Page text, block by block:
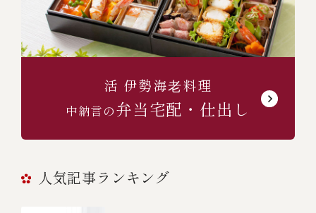
活 伊勢海⽼料理
中納言の弁当宅配・仕出し
人気記事ランキング